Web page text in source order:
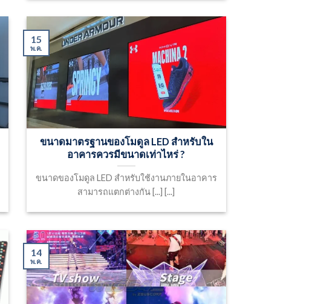
ขนาดมาตรฐานของโมดูล LED สำหรับใน
อาคารควรมีขนาดเท่าไหร่ ?
ขนาดของโมดูล LED สำหรับใช้งานภายในอาคาร
สามารถแตกต่างกัน [...] [...]
15
พ.ค.
14
พ.ค.